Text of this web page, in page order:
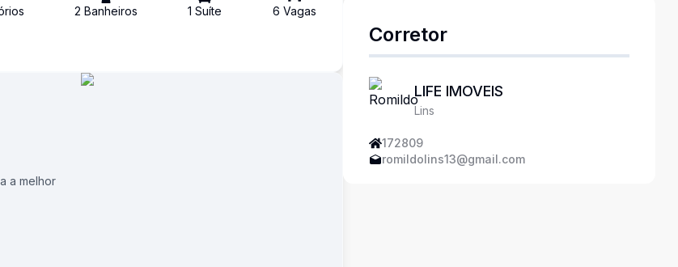
s 2 Banheiros 1 Suíte 6 Vagas
a melhor
Corretor
LIFE IMOVEIS
Lins
172809
romildolins13@gmail.com